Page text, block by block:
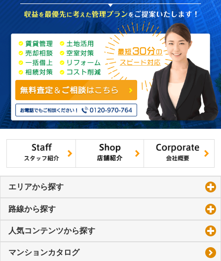
エリアから探す
路線から探す
人気コンテンツから探す
マンションカタログ